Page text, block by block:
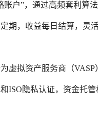
户”，通过高频套利算
期，收益每日结算，灵
虚拟资产服务商（
ISO隐私认证，资金托管